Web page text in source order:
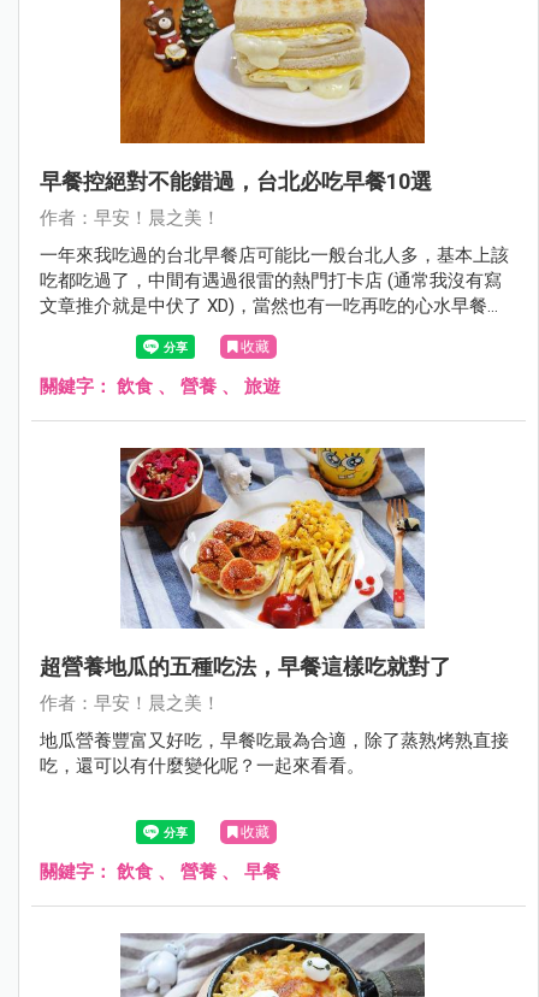
早餐控絕對不能錯過，台北必吃早餐10選
作者：早安！晨之美！
一年來我吃過的台北早餐店可能比一般台北人多，基本上該
吃都吃過了，中間有遇過很雷的熱門打卡店 (通常我沒有寫
文章推介就是中伏了 XD)，當然也有一吃再吃的心水早餐
店。你可能會發現我選的必吃早餐都屬於比較簡單的味道，
大概是吃過很浮誇很話題性的早餐之後，還是覺得平實的最
可靠最長久喔。
收藏
關鍵字： 飲食 、 營養 、 旅遊
超營養地瓜的五種吃法，早餐這樣吃就對了
作者：早安！晨之美！
地瓜營養豐富又好吃，早餐吃最為合適，除了蒸熟烤熟直接
吃，還可以有什麼變化呢？一起來看看。
收藏
關鍵字： 飲食 、 營養 、 早餐